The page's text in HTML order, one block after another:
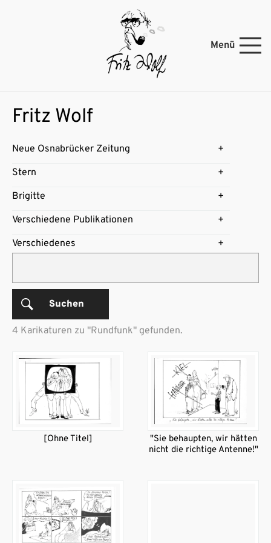
Menü
Fritz Wolf
Neue Osnabrücker Zeitung
Stern
Brigitte
Verschiedene Publikationen
Verschiedenes
Suchen
4 Karikaturen zu "Rundfunk" gefunden.
[Ohne Titel]
"Sie behaupten, wir hätten
nicht die richtige Antenne!"